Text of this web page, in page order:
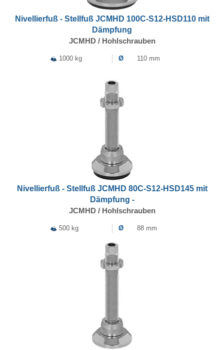
Nivellierfuß - Stellfuß JCMHD 100C-S12-HSD110 mit
Dämpfung
JCMHD / Hohlschrauben
1000 kg Ø 110 mm
Nivellierfuß - Stellfuß JCMHD 80C-S12-HSD145 mit
Dämpfung -
JCMHD / Hohlschrauben
500 kg Ø 88 mm